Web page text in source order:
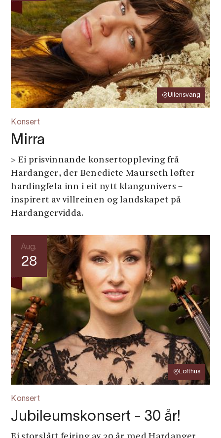
Ullensvang
Konsert
Mirra
> Ei prisvinnande konsertoppleving frå
Hardanger, der Benedicte Maurseth løfter
hardingfela inn i eit nytt klangunivers –
inspirert av villreinen og landskapet på
Hardangervidda.
Aug.
28
Lofthus
Konsert
Jubileumskonsert - 30 år!